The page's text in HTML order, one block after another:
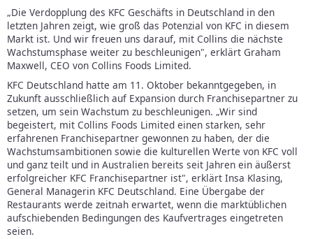
„Die Verdopplung des KFC Geschäfts in Deutschland in den
letzten Jahren zeigt, wie groß das Potenzial von KFC in diesem
Markt ist. Und wir freuen uns darauf, mit Collins die nächste
Wachstumsphase weiter zu beschleunigen", erklärt Graham
Maxwell, CEO von Collins Foods Limited.
KFC Deutschland hatte am 11. Oktober bekanntgegeben, in
Zukunft ausschließlich auf Expansion durch Franchisepartner zu
setzen, um sein Wachstum zu beschleunigen. „Wir sind
begeistert, mit Collins Foods Limited einen starken, sehr
erfahrenen Franchisepartner gewonnen zu haben, der die
Wachstumsambitionen sowie die kulturellen Werte von KFC voll
und ganz teilt und in Australien bereits seit Jahren ein äußerst
erfolgreicher KFC Franchisepartner ist", erklärt Insa Klasing,
General Managerin KFC Deutschland. Eine Übergabe der
Restaurants werde zeitnah erwartet, wenn die marktüblichen
aufschiebenden Bedingungen des Kaufvertrages eingetreten
seien.